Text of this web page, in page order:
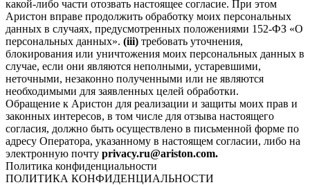
какой-либо части отозвать настоящее согласие. При этом
Аристон вправе продолжить обработку моих персональных
данных в случаях, предусмотренных положениями 152-ФЗ «О
персональных данных». (iii) требовать уточнения,
блокирования или уничтожения моих персональных данных в
случае, если они являются неполными, устаревшими,
неточными, незаконно полученными или не являются
необходимыми для заявленных целей обработки.
Обращение к Аристон для реализации и защиты моих прав и
законных интересов, в том числе для отзыва настоящего
согласия, должно быть осуществлено в письменной форме по
адресу Оператора, указанному в настоящем согласии, либо на
электронную почту privacy.ru@ariston.com.
Политика конфиденциальности
ПОЛИТИКА КОНФИДЕНЦИАЛЬНОСТИ